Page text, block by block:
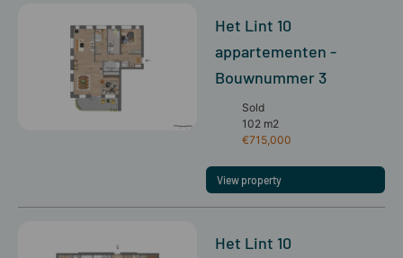
Het Lint 10
appartementen -
Bouwnummer 3
Sold
102 m2
€715,000
View property
Het Lint 10